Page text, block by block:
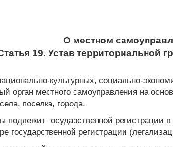
О местном
19. Устав территориальной
культурных, социально-
орган местного самоуправления на
поселка, города.
подлежит государственной
государственной регистрации